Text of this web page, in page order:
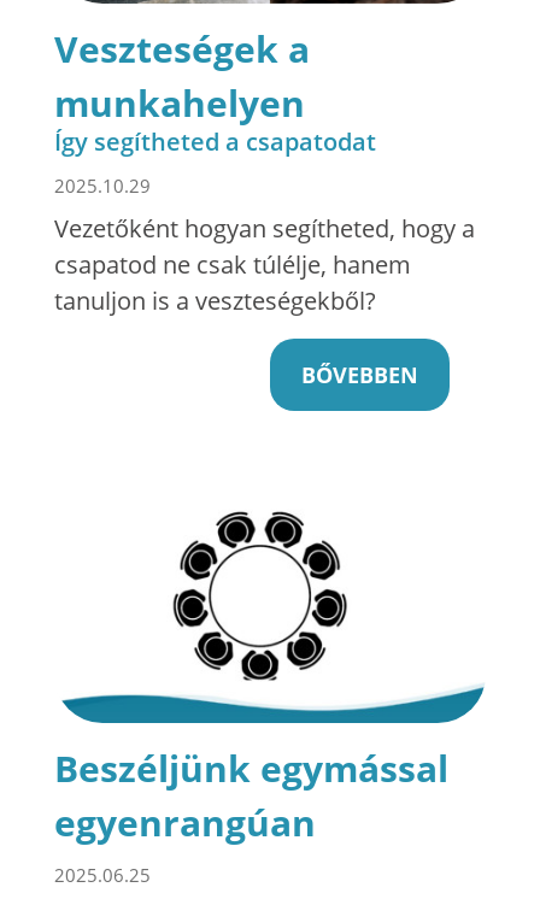
Veszteségek a
munkahelyen
Így segítheted a csapatodat
2025.10.29
Vezetőként hogyan segítheted, hogy a
csapatod ne csak túlélje, hanem
tanuljon is a veszteségekből?
BŐVEBBEN
Beszéljünk egymással
egyenrangúan
2025.06.25